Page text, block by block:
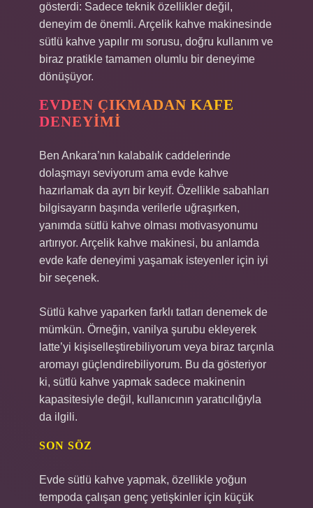
gösterdi: Sadece teknik özellikler değil,
deneyim de önemli. Arçelik kahve makinesinde
sütlü kahve yapılır mı sorusu, doğru kullanım ve
biraz pratikle tamamen olumlu bir deneyime
dönüşüyor.
EVDEN ÇIKMADAN KAFE
DENEYIMI
Ben Ankara’nın kalabalık caddelerinde
dolaşmayı seviyorum ama evde kahve
hazırlamak da ayrı bir keyif. Özellikle sabahları
bilgisayarın başında verilerle uğraşırken,
yanımda sütlü kahve olması motivasyonumu
artırıyor. Arçelik kahve makinesi, bu anlamda
evde kafe deneyimi yaşamak isteyenler için iyi
bir seçenek.
Sütlü kahve yaparken farklı tatları denemek de
mümkün. Örneğin, vanilya şurubu ekleyerek
latte’yi kişiselleştirebiliyorum veya biraz tarçınla
aromayı güçlendirebiliyorum. Bu da gösteriyor
ki, sütlü kahve yapmak sadece makinenin
kapasitesiyle değil, kullanıcının yaratıcılığıyla
da ilgili.
SON SÖZ
Evde sütlü kahve yapmak, özellikle yoğun
tempoda çalışan genç yetişkinler için küçük